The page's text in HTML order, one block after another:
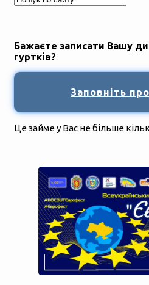
Бажаєте записати Вашу
гуртків?
Заповніть
Це займе у Вас не більше